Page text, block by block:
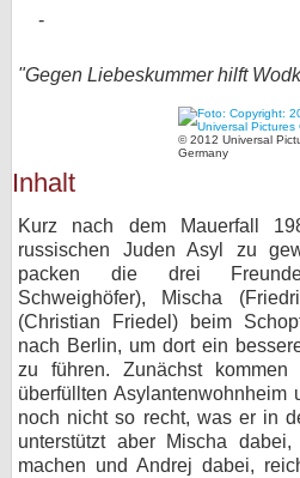
"Gegen Liebeskummer hilft
© 2012 Universal
Germany
Inhalt
Kurz nach dem Mauerfall
russischen Juden Asyl zu
packen die drei
Schweighöfer), Mischa
(Christian Friedel) beim
nach Berlin, um dort ein
zu führen. Zunächst
überfüllten Asylantenwohnheim
noch nicht so recht, was er in
unterstützt aber Mischa
machen und Andrej dabei,
Forum
bei X